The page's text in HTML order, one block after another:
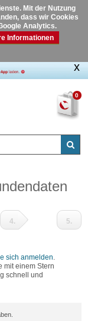
Mit der Nutzung
dass wir Cookies
Analytics.
Informationen
0
4.
und
Bestellen
5.
sich anmelden.
mit einem Stern
schnell und